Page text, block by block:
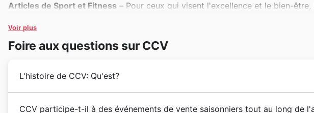
Articles de Sport et Fitness – Pour ceux qui visent l'excellence et le bien-
exceptionnelles sur les vêtements techniques, les appareils de cardio et les
fréquemment mis en avant dans nos CCV offers.
l'approche des fêtes et pendant le Black Friday. Les clients recherchent la
Voir plus
Foire aux questions sur CCV
L'histoire de CCV: Qu'est?
CCV participe-t-il à des événements de vente saisonniers tout au long de